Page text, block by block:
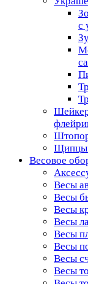
с
Щипцы
Весовое
Весы
Весы
Весы
Весы
Весы
Весы
Весы
Весы